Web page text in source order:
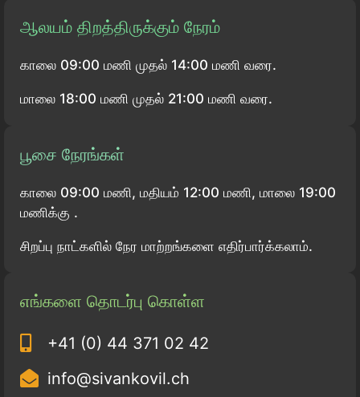
ஆலயம் திறத்திருக்கும் நேரம்
காலை 09:00 மணி முதல் 14:00 மணி வரை.
மாலை 18:00 மணி முதல் 21:00 மணி வரை.
பூசை நேரங்கள்
காலை 09:00 மணி, மதியம் 12:00 மணி, மாலை 19:00
மணிக்கு .
சிறப்பு நாட்களில் நேர மாற்றங்களை எதிர்பார்க்கலாம்.
எங்களை தொடர்பு கொள்ள
+41 (0) 44 371 02 42
info@sivankovil.ch